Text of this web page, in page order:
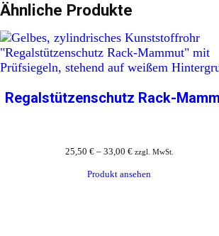
Ähnliche Produkte
Regalstützenschutz Rack-
25,50 €– 33,00 € zzgl. MwSt.
Produkt ansehen